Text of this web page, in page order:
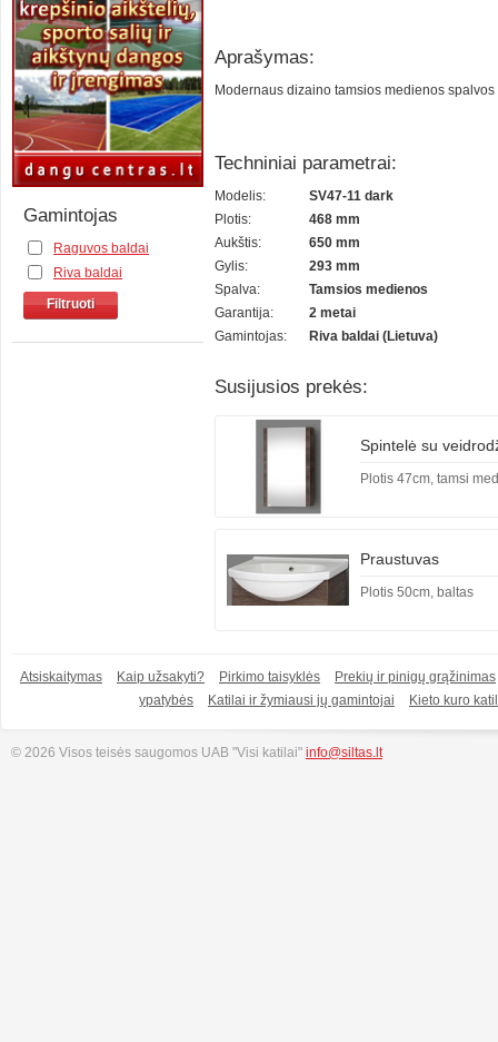
Gamintojas
Raguvos baldai
Riva baldai
Filtruoti
Aprašymas:
Modernaus dizaino tamsios medienos
Techniniai parametrai:
Modelis:
SV47-11 dark
Plotis:
468 mm
Aukštis:
650 mm
Gylis:
293 mm
Spalva:
Tamsios medienos
Garantija:
2 metai
Gamintojas:
Riva baldai (Lietuva)
Susijusios prekės:
Spintelė su
Plotis 47cm, tamsi
Praustuvas
Plotis 50cm, baltas
Atsiskaitymas Kaip užsakyti? Pirkimo taisyklės
Prekių ir pinigų grąžinimas
ypatybės
Katilai ir žymiausi jų gamintojai Kieto kuro
© 2026 Visos teisės saugomos UAB "Visi katilai" info@siltas.lt